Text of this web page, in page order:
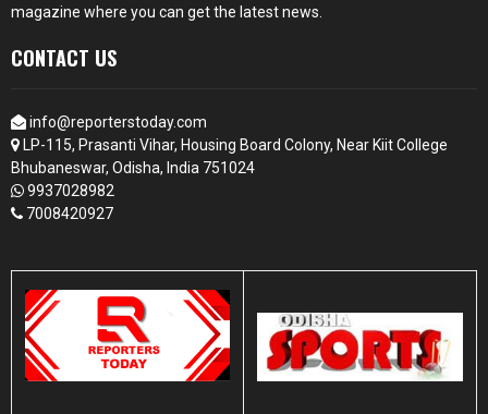
magazine where you can get the latest news.
CONTACT US
info@reporterstoday.com
LP-115, Prasanti Vihar, Housing Board Colony, Near Kiit College
Bhubaneswar, Odisha, India 751024
9937028982
7008420927